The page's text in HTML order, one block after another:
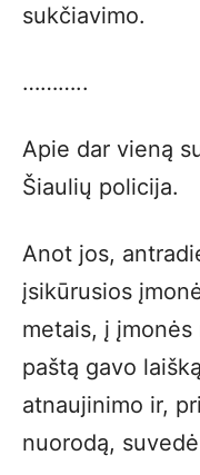
sukčiavimo.
………..
Apie dar vieną
Šiaulių policija.
Anot jos,
įsikūrusios
metais, į
paštą gavo
atnaujinimo ir,
nuorodą,